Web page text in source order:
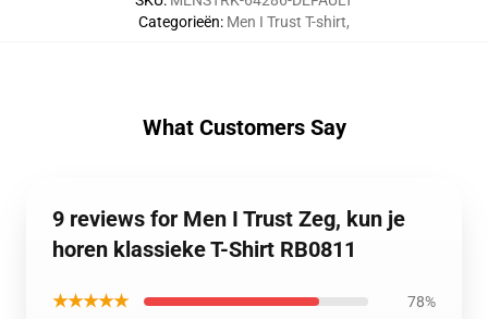
Categorieën: Men I Trust T-shirt,
What Customers Say
9 reviews for Men I Trust Zeg, kun je
horen klassieke T-Shirt RB0811
★★★★★ 78%